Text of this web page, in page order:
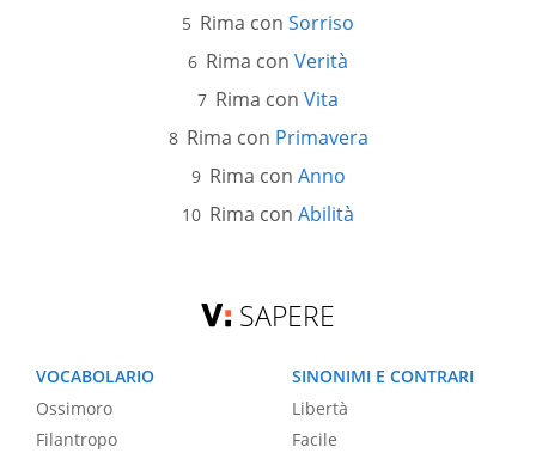
Rima con Sorriso
Rima con Verità
Rima con Vita
Rima con Primavera
Rima con Anno
Rima con Abilità
SAPERE
VOCABOLARIO
Ossimoro
Filantropo
SINONIMI E CONTRARI
Libertà
Facile